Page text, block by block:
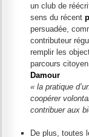
un club de
sens du récent
persuadée,
contributeur
remplir les
parcours
Damour
« la pratique
coopérer
contribuer aux
De plus, toutes